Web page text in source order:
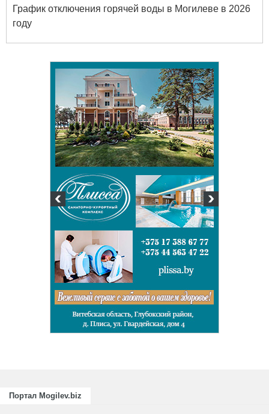
График отключения горячей воды в Могилеве в 2026
году
Портал Mogilev.biz